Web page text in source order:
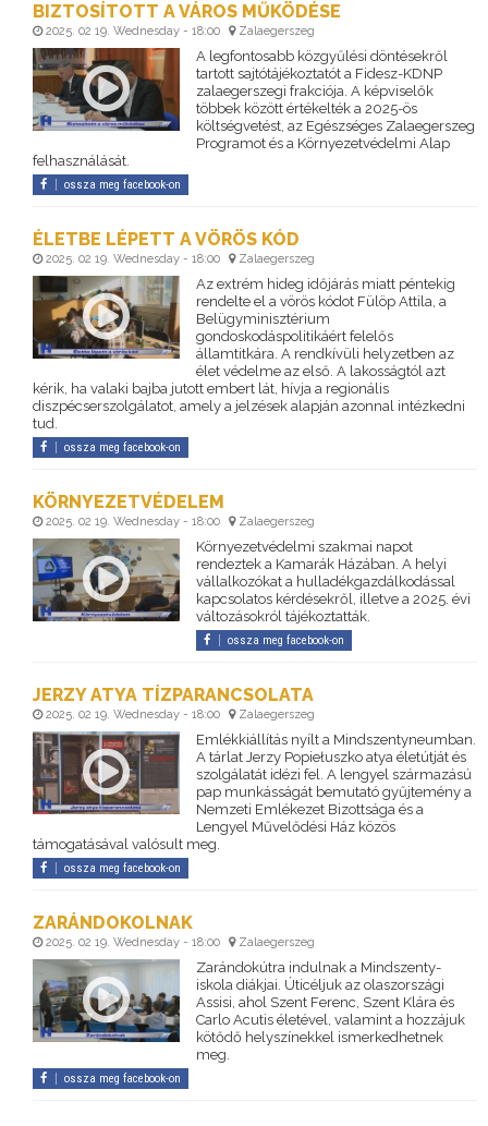
BIZTOSÍTOTT A VÁROS MŰKÖDÉSE
2025. 02 19. Wednesday - 18:00 Zalaegerszeg
A legfontosabb közgyűlési döntésekről
tartott sajtótájékoztatót a Fidesz-KDNP
zalaegerszegi frakciója. A képviselők
többek között értékelték a 2025-ös
költségvetést, az Egészséges Zalaegerszeg
Programot és a Környezetvédelmi Alap
felhasználását.
ossza meg facebook-on
ÉLETBE LÉPETT A VÖRÖS KÓD
2025. 02 19. Wednesday - 18:00 Zalaegerszeg
Az extrém hideg időjárás miatt péntekig
rendelte el a vörös kódot Fülöp Attila, a
Belügyminisztérium
gondoskodáspolitikáért felelős
államtitkára. A rendkívüli helyzetben az
élet védelme az első. A lakosságtól azt
kérik, ha valaki bajba jutott embert lát, hívja a regionális
diszpécserszolgálatot, amely a jelzések alapján azonnal intézkedni
tud.
ossza meg facebook-on
KÖRNYEZETVÉDELEM
2025. 02 19. Wednesday - 18:00 Zalaegerszeg
Környezetvédelmi szakmai napot
rendeztek a Kamarák Házában. A helyi
vállalkozókat a hulladékgazdálkodással
kapcsolatos kérdésekről, illetve a 2025. évi
változásokról tájékoztatták.
ossza meg facebook-on
JERZY ATYA TÍZPARANCSOLATA
2025. 02 19. Wednesday - 18:00 Zalaegerszeg
Emlékkiállítás nyílt a Mindszentyneumban.
A tárlat Jerzy Popiełuszko atya életútját és
szolgálatát idézi fel. A lengyel származású
pap munkásságát bemutató gyűjtemény a
Nemzeti Emlékezet Bizottsága és a
Lengyel Művelődési Ház közös
támogatásával valósult meg.
ossza meg facebook-on
ZARÁNDOKOLNAK
2025. 02 19. Wednesday - 18:00 Zalaegerszeg
Zarándokútra indulnak a Mindszenty-
iskola diákjai. Úticéljuk az olaszországi
Assisi, ahol Szent Ferenc, Szent Klára és
Carlo Acutis életével, valamint a hozzájuk
kötődő helyszínekkel ismerkedhetnek
meg.
ossza meg facebook-on